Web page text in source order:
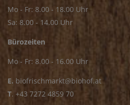
Mo - Fr: 8.00 - 18.00 Uhr
Sa: 8.00 - 14.00 Uhr
Bürozeiten
Mo - Fr: 8.00 - 16.00 Uhr
E. biofrischmarkt@biohof.at
T. +43 7272 4859 70